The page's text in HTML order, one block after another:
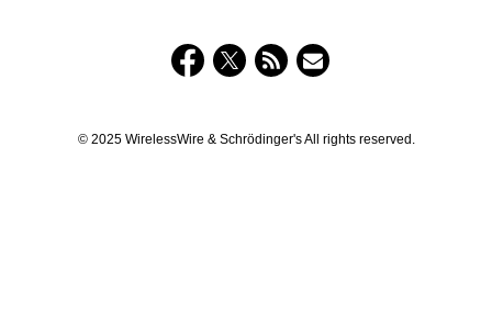
© 2025 WirelessWire & Schrödinger's All rights reserved.